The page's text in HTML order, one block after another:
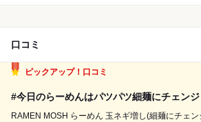
口コミ
ピックアップ！口コミ
#今日のらーめんはパツパツ細麺にチェンジ
RAMEN MOSH らーめん 玉ネギ増し(細麺にチェンジ) 1000円 年度末です